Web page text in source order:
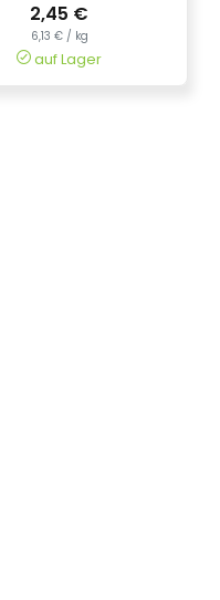
2,45 €
6,13 € / kg
auf Lager